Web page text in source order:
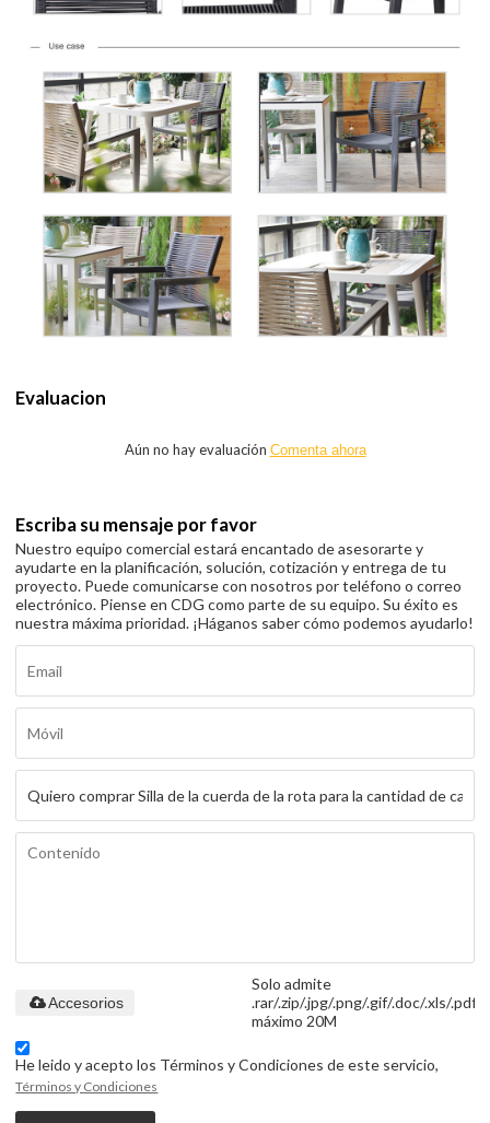
Evaluacion
Aún no hay evaluación Comenta ahora
Escriba su mensaje por favor
Nuestro equipo comercial estará encantado de asesorarte y
ayudarte en la planificación, solución, cotización y entrega de tu
proyecto. Puede comunicarse con nosotros por teléfono o correo
electrónico. Piense en CDG como parte de su equipo. Su éxito es
nuestra máxima prioridad. ¡Háganos saber cómo podemos ayudarlo!
Solo admite
.rar/.zip/.jpg/.png/.gif/.doc/.xls/.pdf,
máximo 20M
Accesorios
He leido y acepto los Términos y Condiciones de este servicio,
Términos y Condiciones